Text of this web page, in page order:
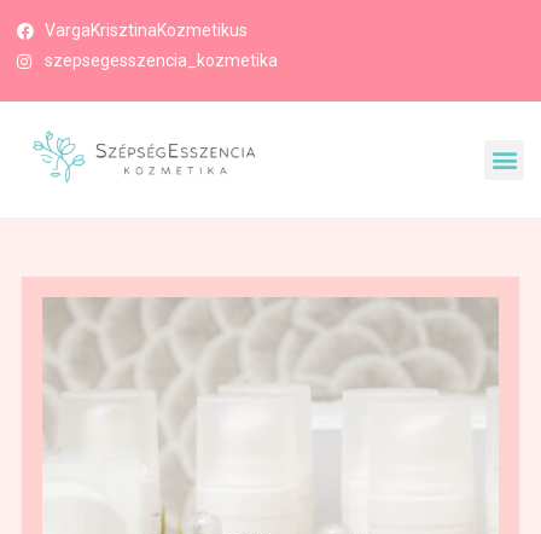
VargaKrisztinaKozmetikus
szepsegesszencia_kozmetika